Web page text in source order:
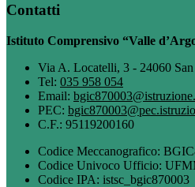
Contatti
Istituto Comprensivo “Valle
Via A. Locatelli, 3 - 24060
Tel: 035 958 054
Email:
PEC:
C.F.: 95119200160
Codice Meccanografico:
Codice Univoco Ufficio:
Codice IPA: istsc_bgic870003